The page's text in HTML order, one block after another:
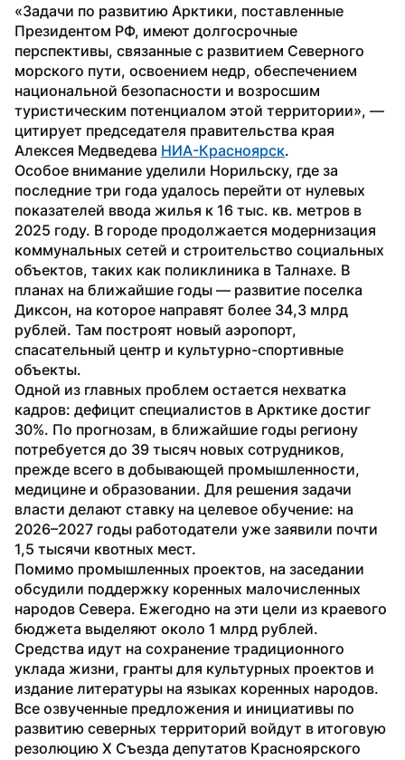
«Задачи по развитию Арктики, поставленные
Президентом РФ, имеют долгосрочные
перспективы, связанные с развитием Северного
морского пути, освоением недр, обеспечением
национальной безопасности и возросшим
туристическим потенциалом этой территории», —
цитирует председателя правительства края
Алексея Медведева НИА-Красноярск.
Особое внимание уделили Норильску, где за
последние три года удалось перейти от нулевых
показателей ввода жилья к 16 тыс. кв. метров в
2025 году. В городе продолжается модернизация
коммунальных сетей и строительство социальных
объектов, таких как поликлиника в Талнахе. В
планах на ближайшие годы — развитие поселка
Диксон, на которое направят более 34,3 млрд
рублей. Там построят новый аэропорт,
спасательный центр и культурно-спортивные
объекты.
Одной из главных проблем остается нехватка
кадров: дефицит специалистов в Арктике достиг
30%. По прогнозам, в ближайшие годы региону
потребуется до 39 тысяч новых сотрудников,
прежде всего в добывающей промышленности,
медицине и образовании. Для решения задачи
власти делают ставку на целевое обучение: на
2026–2027 годы работодатели уже заявили почти
1,5 тысячи квотных мест.
Помимо промышленных проектов, на заседании
обсудили поддержку коренных малочисленных
народов Севера. Ежегодно на эти цели из краевого
бюджета выделяют около 1 млрд рублей.
Средства идут на сохранение традиционного
уклада жизни, гранты для культурных проектов и
издание литературы на языках коренных народов.
Все озвученные предложения и инициативы по
развитию северных территорий войдут в итоговую
резолюцию X Съезда депутатов Красноярского